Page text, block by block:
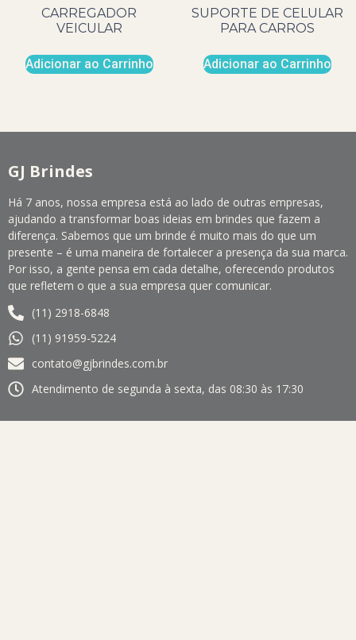
CARREGADOR
VEICULAR
Adicionar ao Carrinho
SUPORTE DE CELULAR
PARA CARROS
Adicionar ao Carrinho
GJ Brindes
Há 7 anos, nossa empresa está ao lado de outras empresas,
ajudando a transformar boas ideias em brindes que fazem a
diferença. Sabemos que um brinde é muito mais do que um
presente – é uma maneira de fortalecer a presença da sua marca.
Por isso, a gente pensa em cada detalhe, oferecendo produtos
que refletem o que a sua empresa quer comunicar.
(11) 2918-6848
(11) 91959-5224
contato@gjbrindes.com.br
Atendimento de segunda à sexta, das 08:30 às 17:30